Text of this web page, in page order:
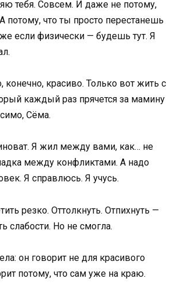
тебя. Совсем. И даже не потому,
потому, что ты просто перестанешь
если физически — будешь тут. Я
конечно, красиво. Только вот жить с
каждый раз прячется за мамину
Сёма.
Я жил между вами, как… не
между конфликтами. А надо
Я справлюсь. Я учусь.
резко. Оттолкнуть. Отпихнуть —
слабости. Но не смогла.
он говорит не для красивого
потому, что сам уже на краю.